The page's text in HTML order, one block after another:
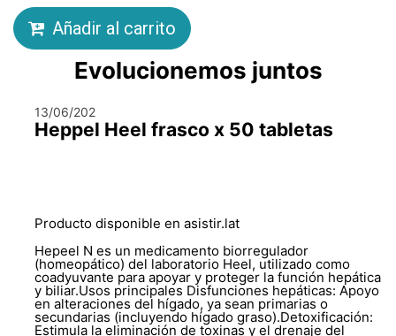
Añadir al carrito
Evolucionemos juntos
13/06/202
Heppel Heel frasco x 50 tabletas
Producto disponible en asistir.lat
Hepeel N es un medicamento biorregulador
(homeopático) del laboratorio Heel, utilizado como
coadyuvante para apoyar y proteger la función hepática
y biliar.Usos principales Disfunciones hepáticas: Apoyo
en alteraciones del hígado, ya sean primarias o
secundarias (incluyendo hígado graso).Detoxificación:
Estimula la eliminación de toxinas y el drenaje del